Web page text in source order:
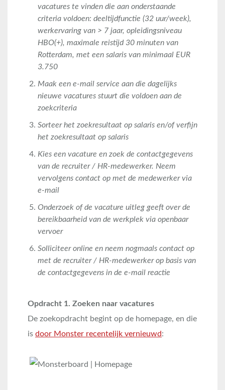
vacatures te vinden die aan onderstaande
criteria voldoen: deeltijdfunctie (32 uur/week),
werkervaring van > 7 jaar, opleidingsniveau
HBO(+), maximale reistijd 30 minuten van
Rotterdam, met een salaris van minimaal EUR
3.750
Maak een e-mail service aan die dagelijks
nieuwe vacatures stuurt die voldoen aan de
zoekcriteria
Sorteer het zoekresultaat op salaris en/of verfijn
het zoekresultaat op salaris
Kies een vacature en zoek de contactgegevens
van de recruiter / HR-medewerker. Neem
vervolgens contact op met de medewerker via
e-mail
Onderzoek of de vacature uitleg geeft over de
bereikbaarheid van de werkplek via openbaar
vervoer
Solliciteer online en neem nogmaals contact op
met de recruiter / HR-medewerker op basis van
de contactgegevens in de e-mail reactie
Opdracht 1. Zoeken naar vacatures
De zoekopdracht begint op de homepage, en die
is door Monster recentelijk vernieuwd: